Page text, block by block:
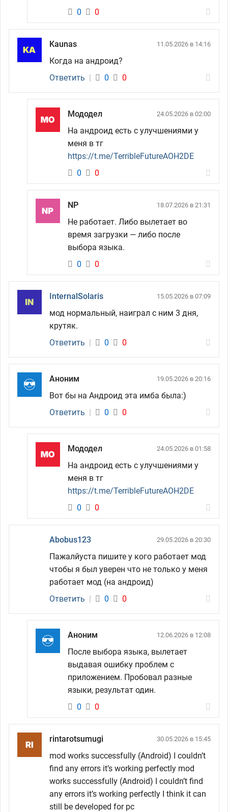
0 0
Kaunas 11.05.2026 в 14:16
Когда на андроид?
Ответить | 0 0
Мододел 24.05.2026 в 02:00
На андроид есть с улучшениями у
меня в тг
https://t.me/TerribleFutureAOH2DE
0
0
NP 18.07.2026 в 21:31
Не работает. Либо вылетает во
время загрузки — либо после
выбора языка.
0
0
InternalSolaris 15.05.2026 в 07:09
мод нормальный, наиграл с ним 3 дня,
крутяк.
Ответить | 0 0
Аноним 19.05.2026 в 20:16
Вот бы на Андроид эта имба была:)
Ответить | 0 0
Мододел 24.05.2026 в 01:58
На андроид есть с улучшениями у
меня в тг
https://t.me/TerribleFutureAOH2DE
0
0
Abobus123 29.05.2026 в 20:30
Пажалйуста пишите у кого работает мод
чтобы я был уверен что не только у меня
работает мод (на андроид)
Ответить | 0 0
Аноним 12.06.2026 в 12:08
После выбора языка, вылетает
выдавая ошибку проблем с
приложением. Пробовал разные
языки, результат один.
0
0
rintarotsumugi 30.05.2026 в 15:45
mod works successfully (Android) I couldn’t
find any errors it’s working perfectly mod
works successfully (Android) I couldn’t find
any errors it’s working perfectly I think it can
still be developed for pc